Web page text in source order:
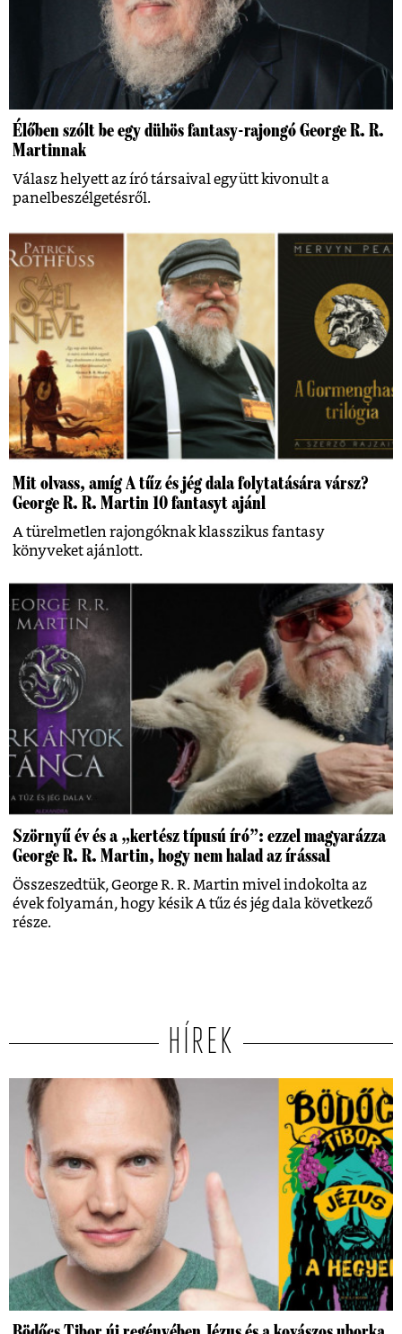
Élőben szólt be egy dühös fantasy-rajongó George R. R.
Martinnak
Válasz helyett az író társaival együtt kivonult a
panelbeszélgetésről.
Mit olvass, amíg A tűz és jég dala folytatására vársz?
George R. R. Martin 10 fantasyt ajánl
A türelmetlen rajongóknak klasszikus fantasy
könyveket ajánlott.
Szörnyű év és a „kertész típusú író”: ezzel magyarázza
George R. R. Martin, hogy nem halad az írással
Összeszedtük, George R. R. Martin mivel indokolta az
évek folyamán, hogy késik A tűz és jég dala következő
része.
HÍREK